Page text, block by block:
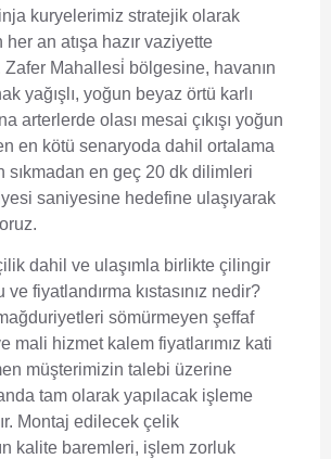
kuryelerimiz stratejik olarak
an atışa hazır vaziyette
Zafer Mahallesi̇ bölgesine, havanın
yağışlı, yoğun beyaz örtü karlı
arterlerde olası mesai çıkışı yoğun
en kötü senaryoda dahil ortalama
sıkmadan en geç 20 dk dilimleri
saniyesine hedefine ulaşıyarak
dahil ve ulaşımla birlikte çilingir
fiyatlandırma kıstasınız nedir?
sömürmeyen şeffaf
mali hizmet kalem fiyatlarımız kati
müşterimizin talebi üzerine
tam olarak yapılacak işleme
Montaj edilecek çelik
kalite baremleri, işlem zorluk